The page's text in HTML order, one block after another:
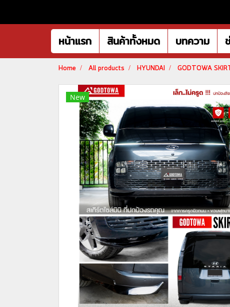
หน้าแรก สินค้าทั้งหมด บทความ
Home All products HYUNDAI GODTOWA
New